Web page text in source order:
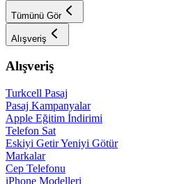
Tümünü Gör
Alışveriş
Alışveriş
Turkcell Pasaj
Pasaj Kampanyalar
Apple Eğitim İndirimi
Telefon Sat
Eskiyi Getir Yeniyi Götür
Markalar
Cep Telefonu
iPhone Modelleri